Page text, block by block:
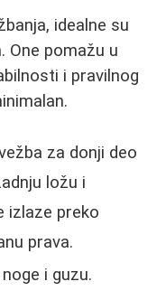
idealne su
One pomažu u
i pravilnog
za donji deo
ložu i
izlaze preko
prava.
i guzu.